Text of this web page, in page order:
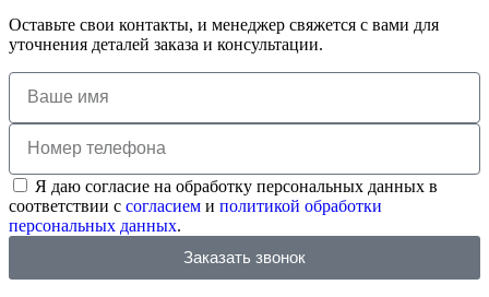
Оставьте свои контакты, и менеджер свяжется с вами для
уточнения деталей заказа и консультации.
Я даю согласие на обработку персональных данных в
соответствии с согласием и политикой обработки
персональных данных.
Заказать звонок